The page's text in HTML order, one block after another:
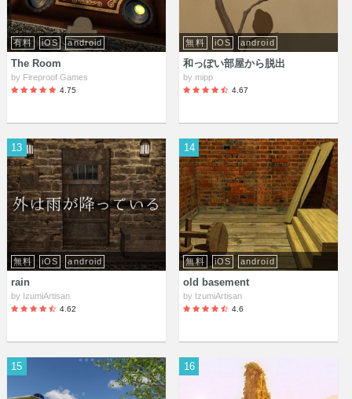
有料 iOS android
The Room
by Fireproof Games
4.75
無料 iOS android
和っぽい部屋から脱出
by mipp
4.67
13
無料 iOS android
rain
by IzumiArtisan
4.62
14
無料 iOS android
old basement
by IzumiArtisan
4.6
15 16